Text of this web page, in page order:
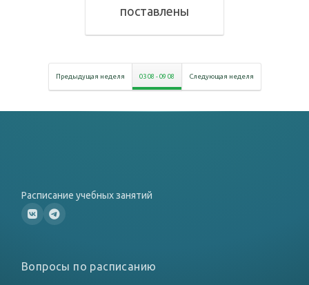
поставлены
Предыдущая неделя 03 08 -09 08 Следующая неделя
Расписание учебных занятий
Вопросы по расписанию